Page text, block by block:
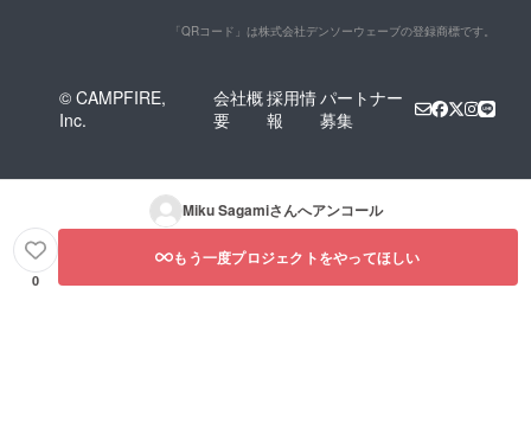
「QRコード」は株式会社デンソーウェーブの登録商標です。
© CAMPFIRE,
Inc.
会社概
要
採用情
報
パートナー
募集
Miku Sagamiさんへアンコール
0
もう一度プロジェクトをやってほしい